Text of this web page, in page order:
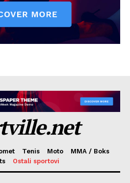
Tenis Moto
MMA / Boks
Ostali sportovi